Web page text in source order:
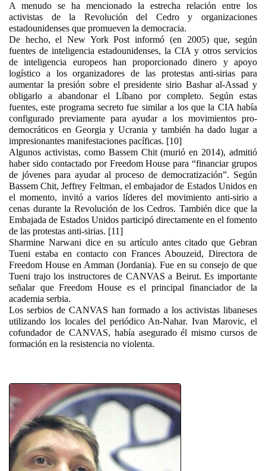
A menudo se ha mencionado la estrecha relación entre los
activistas de la Revolución del Cedro y organizaciones
estadounidenses que promueven la democracia.
De hecho, el New York Post informó (en 2005) que, según
fuentes de inteligencia estadounidenses, la CIA y otros servicios
de inteligencia europeos han proporcionado dinero y apoyo
logístico a los organizadores de las protestas anti-sirias para
aumentar la presión sobre el presidente sirio Bashar al-Assad y
obligarlo a abandonar el Líbano por completo. Según estas
fuentes, este programa secreto fue similar a los que la CIA había
configurado previamente para ayudar a los movimientos pro-
democráticos en Georgia y Ucrania y también ha dado lugar a
impresionantes manifestaciones pacíficas. [10]
Algunos activistas, como Bassem Chit (murió en 2014), admitió
haber sido contactado por Freedom House para “financiar grupos
de jóvenes para ayudar al proceso de democratización”. Según
Bassem Chit, Jeffrey Feltman, el embajador de Estados Unidos en
el momento, invitó a varios líderes del movimiento anti-sirio a
cenas durante la Revolución de los Cedros. También dice que la
Embajada de Estados Unidos participó directamente en el fomento
de las protestas anti-sirias. [11]
Sharmine Narwani dice en su artículo antes citado que Gebran
Tueni estaba en contacto con Frances Abouzeid, Directora de
Freedom House en Amman (Jordania). Fue en su consejo de que
Tueni trajo los instructores de CANVAS a Beirut. Es importante
señalar que Freedom House es el principal financiador de la
academia serbia.
Los serbios de CANVAS han formado a los activistas libaneses
utilizando los locales del periódico An-Nahar. Ivan Marovic, el
cofundador de CANVAS, había asegurado él mismo cursos de
formación en la resistencia no violenta.